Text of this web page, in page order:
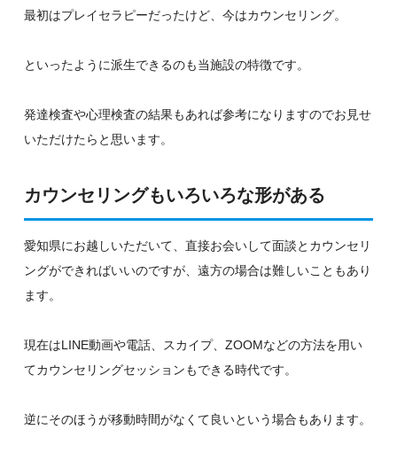
最初はプレイセラピーだったけど、今はカウンセリング。
といったように派生できるのも当施設の特徴です。
発達検査や心理検査の結果もあれば参考になりますのでお見せ
いただけたらと思います。
カウンセリングもいろいろな形がある
愛知県にお越しいただいて、直接お会いして面談とカウンセリ
ングができればいいのですが、遠方の場合は難しいこともあり
ます。
現在はLINE動画や電話、スカイプ、ZOOMなどの方法を用い
てカウンセリングセッションもできる時代です。
逆にそのほうが移動時間がなくて良いという場合もあります。